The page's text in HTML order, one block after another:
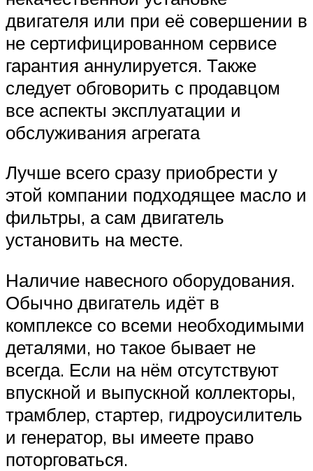
двигателя или при её совершении в
не сертифицированном сервисе
гарантия аннулируется. Также
следует обговорить с продавцом
все аспекты эксплуатации и
обслуживания агрегата
Лучше всего сразу приобрести у
этой компании подходящее масло и
фильтры, а сам двигатель
установить на месте.
Наличие навесного оборудования.
Обычно двигатель идёт в
комплексе со всеми необходимыми
деталями, но такое бывает не
всегда. Если на нём отсутствуют
впускной и выпускной коллекторы,
трамблер, стартер, гидроусилитель
и генератор, вы имеете право
поторговаться.